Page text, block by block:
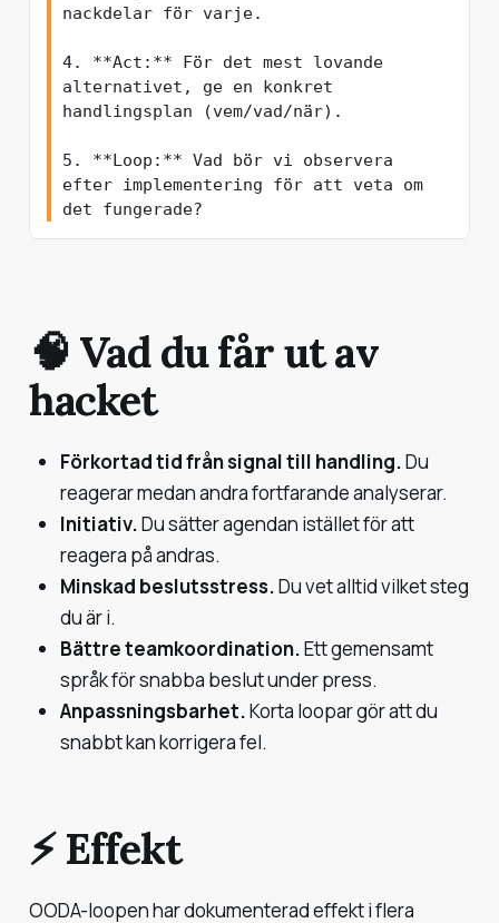
nackdelar för varje.
4. **Act:** För det mest lovande
alternativet, ge en konkret
handlingsplan (vem/vad/när).
5. **Loop:** Vad bör vi observera
efter implementering för att veta om
🧠 Vad du får ut av
hacket
Förkortad tid från signal till handling.Du
reagerar medan andra fortfarande analyserar.
Initiativ.Du sätter agendan istället för att
reagera på andras.
Minskad beslutsstress.Du vet alltid vilket steg
du är i.
Bättre teamkoordination.Ett gemensamt
språk för snabba beslut under press.
Anpassningsbarhet.Korta loopar gör att du
snabbt kan korrigera fel.
⚡️ Effekt
OODA-loopen har dokumenterad effekt i flera